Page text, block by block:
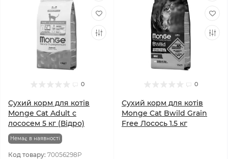
0
Сухий корм для котів
Monge Cat Adult с
лососем 5 кг (Відро)
Немає в наявності
Код товару: 70056298P
0
Сухий корм для котів
Monge Cat Bwild Grain
Free Лосось 1.5 кг